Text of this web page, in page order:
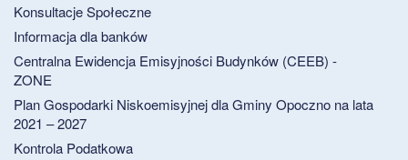
Konsultacje Społeczne
Informacja dla banków
Centralna Ewidencja Emisyjności Budynków (CEEB) -
ZONE
Plan Gospodarki Niskoemisyjnej dla Gminy Opoczno na lata
2021 – 2027
Kontrola Podatkowa